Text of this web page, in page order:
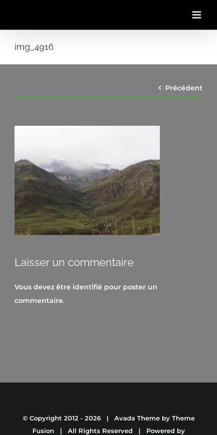
img_4916
Précédent
Laisser un commentaire
Vous devez être identifié pour poster un
commentaire.
© Copyright 2012 - 2026 | Avada Theme by Theme
Fusion | All Rights Reserved | Powered by